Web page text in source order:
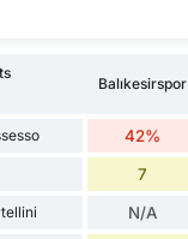
Balıkesirspor
42%
7
N/A